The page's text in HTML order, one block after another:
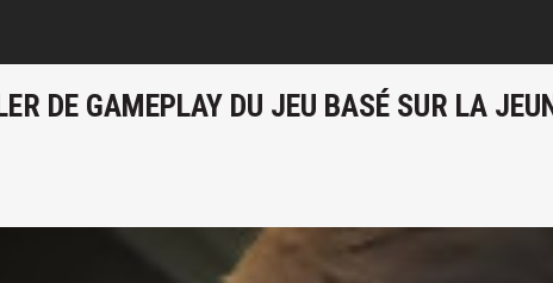
DE GAMEPLAY DU JEU BASÉ SUR LA